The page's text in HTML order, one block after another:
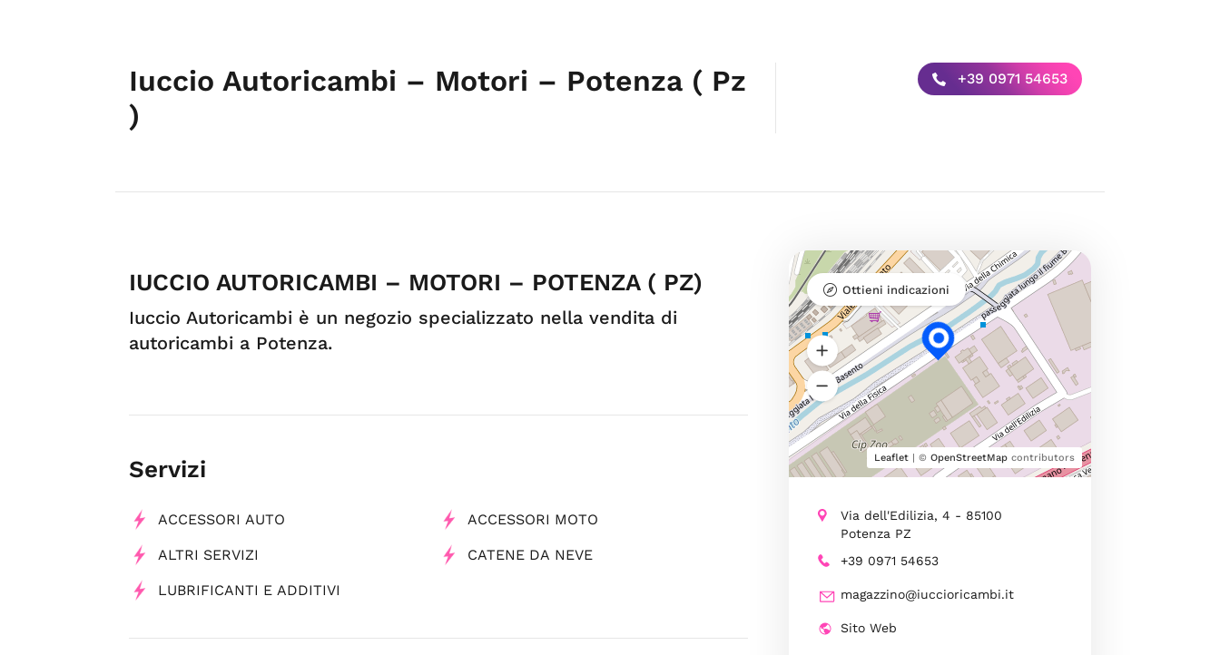
Iuccio Autoricambi – Motori – Potenza ( Pz
)
+39 0971 54653
IUCCIO AUTORICAMBI – MOTORI – POTENZA ( PZ)
Iuccio Autoricambi è un negozio specializzato nella vendita di
autoricambi a Potenza.
Servizi
ACCESSORI AUTO ACCESSORI MOTO
ALTRI SERVIZI CATENE DA NEVE
LUBRIFICANTI E ADDITIVI
Leaflet| © OpenStreetMapcontributors
Ottieni indicazioni
Via dell'Edilizia, 4 - 85100
Potenza PZ
+39 0971 54653
magazzino@iuccioricambi.it
Sito Web